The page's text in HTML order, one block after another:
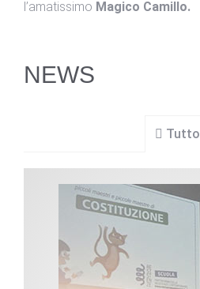
l’amatissimo Magico Camillo.
NEWS
Tutto